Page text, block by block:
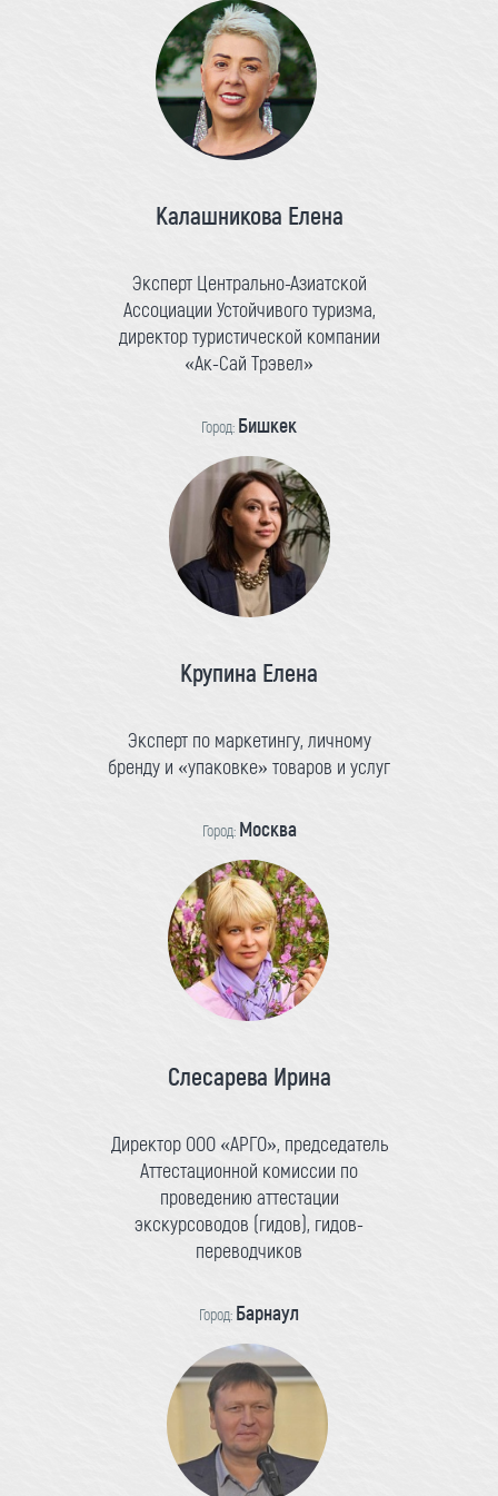
Калашникова Елена
Эксперт Центрально-Азиатской
Ассоциации Устойчивого туризма,
директор туристической компании
«Ак-Сай Трэвел»
Город: Бишкек
Крупина Елена
Эксперт по маркетингу, личному
бренду и «упаковке» товаров и услуг
Город: Москва
Слесарева Ирина
Директор ООО «АРГО», председатель
Аттестационной комиссии по
проведению аттестации
экскурсоводов (гидов), гидов-
переводчиков
Город: Барнаул